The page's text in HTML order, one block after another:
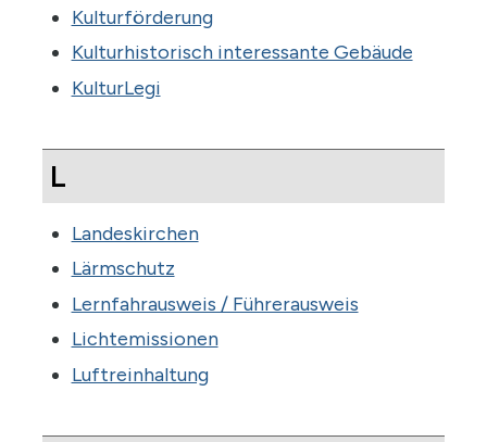
Kulturförderung
Kulturhistorisch interessante Gebäude
KulturLegi
L
Landeskirchen
Lärmschutz
Lernfahrausweis / Führerausweis
Lichtemissionen
Luftreinhaltung